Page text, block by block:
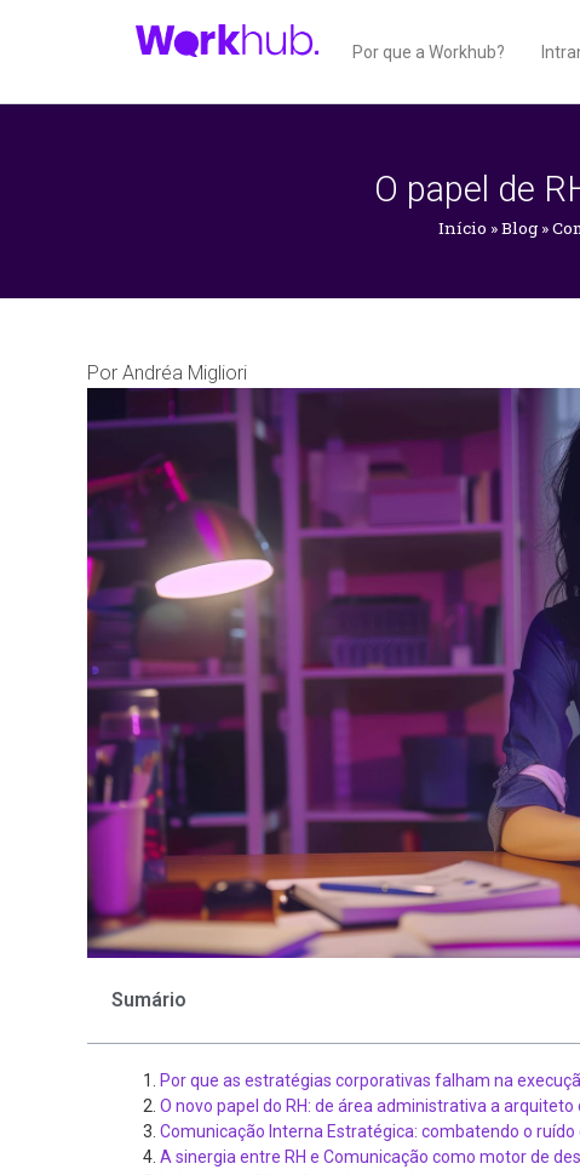
Por que a Workhub?
O papel de
Início »Blog»
Por Andréa Migliori
Sumário
Por que as estratégias corporativas falham na
O novo papel do RH: de área administrativa a arquiteto
Comunicação Interna Estratégica: combatendo o
A sinergia entre RH e Comunicação como motor de